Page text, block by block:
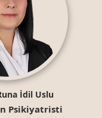
İdil Uslu
Psikiyatristi